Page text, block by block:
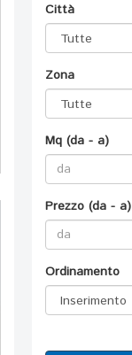
Città
Zona
Mq (da - a)
Prezzo (da - a)
Ordinamento